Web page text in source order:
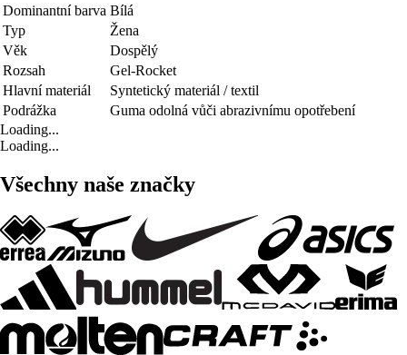
Dominantní barva Bílá
Typ
Žena
Věk
Dospělý
Rozsah
Gel-Rocket
Hlavní materiál
Syntetický materiál / textil
Podrážka
Guma odolná vůči abrazivnímu opotřebení
Loading...
Loading...
Všechny naše značky